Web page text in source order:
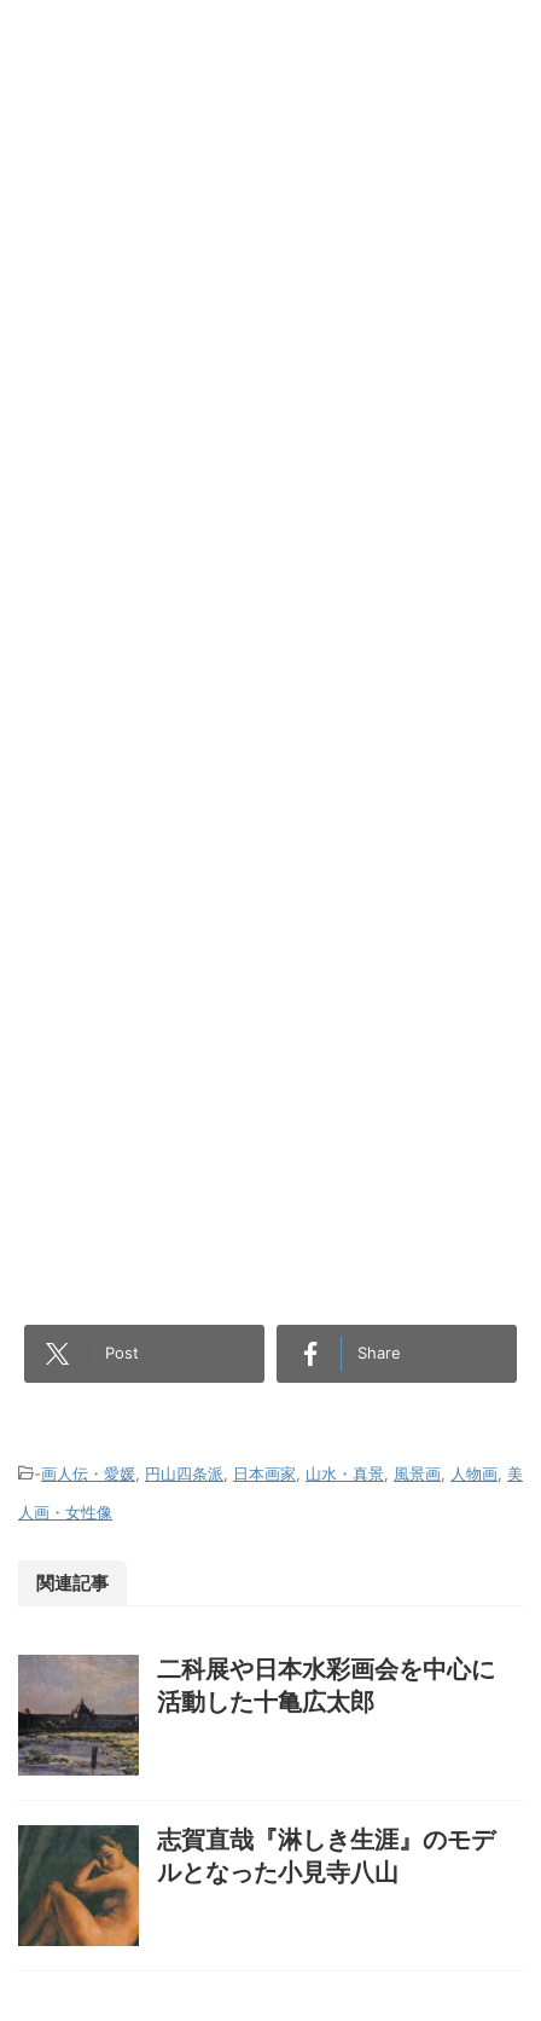
Post Share
-画人伝・愛媛, 円山四条派, 日本画家, 山水・真景, 風景画, 人物画, 美
人画・女性像
関連記事
二科展や日本水彩画会を中心に
活動した十亀広太郎
志賀直哉『淋しき生涯』のモデ
ルとなった小見寺八山